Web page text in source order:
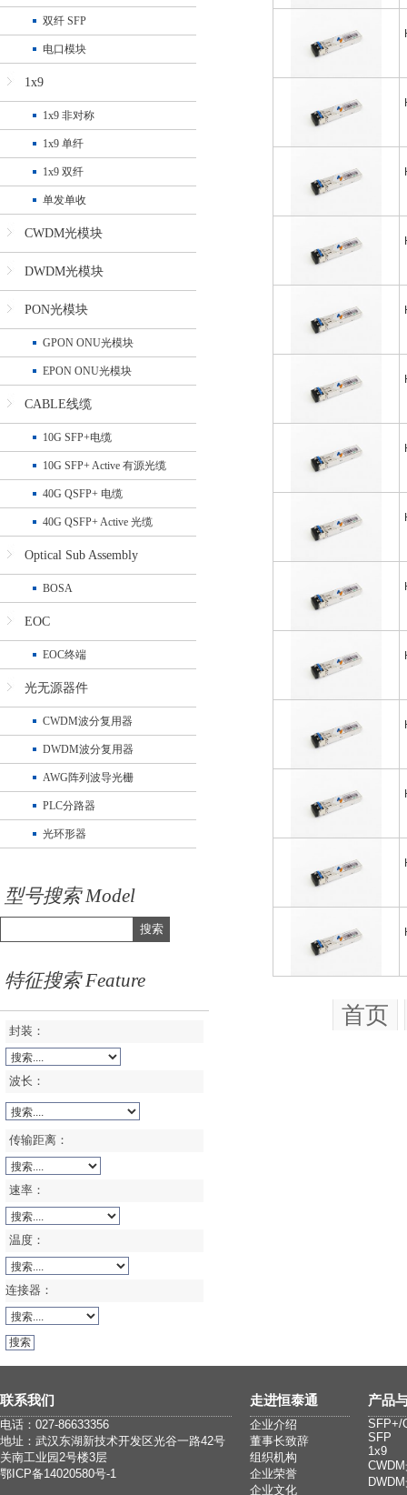
双纤 SFP
电口模块
1x9
1x9 非对称
1x9 单纤
1x9 双纤
单发单收
CWDM光模块
DWDM光模块
PON光模块
GPON ONU光模块
EPON ONU光模块
CABLE线缆
10G SFP+电缆
10G SFP+ Active 有源光缆
40G QSFP+ 电缆
40G QSFP+ Active 光缆
Optical Sub Assembly
BOSA
EOC
EOC终端
光无源器件
CWDM波分复用器
DWDM波分复用器
AWG阵列波导光栅
PLC分路器
光环形器
型号搜索 Model
搜索
特征搜索 Feature
封装：
波长：
传输距离：
速率：
温度：
连接器：
首页
联系我们
电话：027-86633356
地址：武汉东湖新技术开发区光谷一路42号
关南工业园2号楼3层
鄂ICP备14020580号-1
走进恒泰通
企业介绍
董事长致辞
组织机构
企业荣誉
企业文化
产品
SFP+/
SFP
1x9